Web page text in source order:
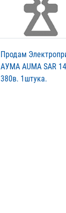
Продам
АУМА AUMA SАR
380в. 1штука.